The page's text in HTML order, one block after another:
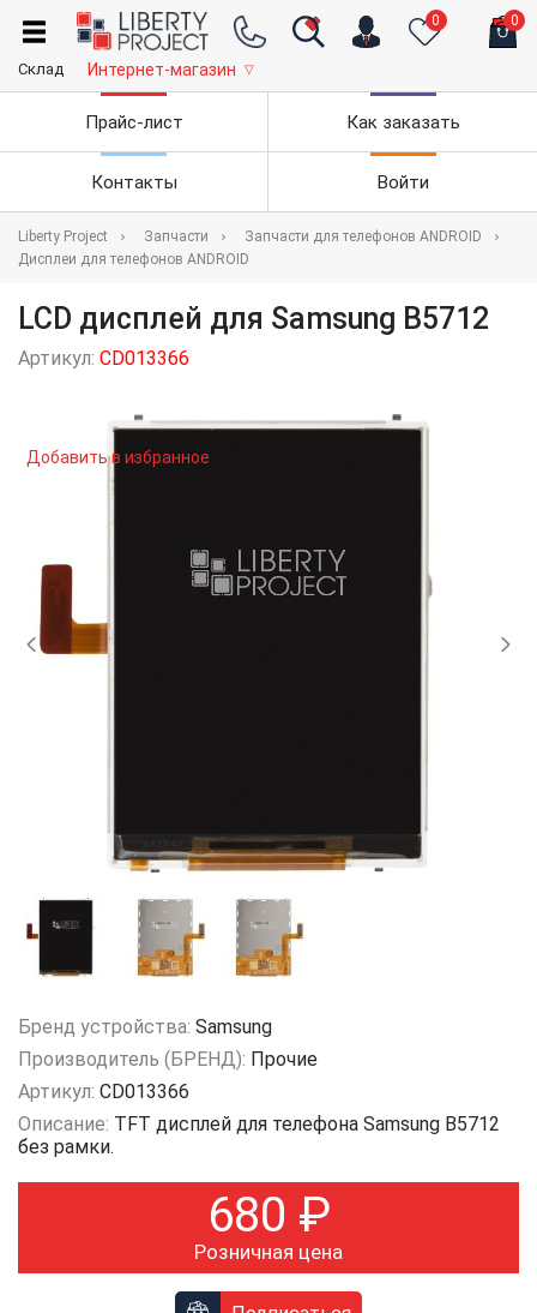
0 0
Склад Интернет-магазин ▽
Прайс-лист Как заказать
Контакты Войти
Liberty Project Запчасти
Запчасти для телефонов ANDROID
Дисплеи для телефонов ANDROID
LCD дисплей для Samsung B5712
Артикул: CD013366
Добавить в избранное
Бренд устройства: Samsung
Производитель (БРЕНД): Прочие
Артикул: CD013366
Описание: TFT дисплей для телефона Samsung B5712
без рамки.
680 ₽
Розничная цена